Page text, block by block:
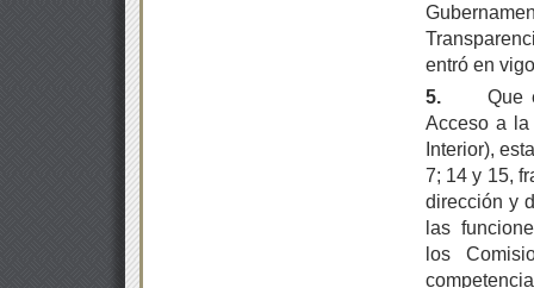
entró en
5.
Que
Acceso a la
Interior),
7; 14 y 15,
dirección y
las
los